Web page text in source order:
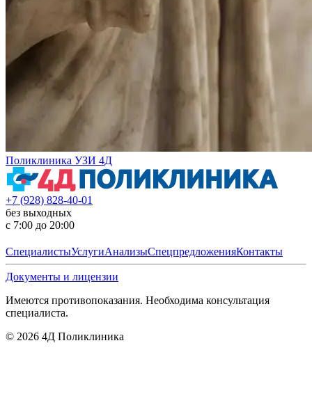
Поликлиника УЗИ 4Д
+7 (928) 828-40-01
без выходных
с 7:00 до 20:00
СпециалистыУслугиАнализыСпецпредложенияКонтакты
Документы и лицензии
Имеются противопоказания. Необходима консультация
специалиста.
© 2026 4Д Поликлиника